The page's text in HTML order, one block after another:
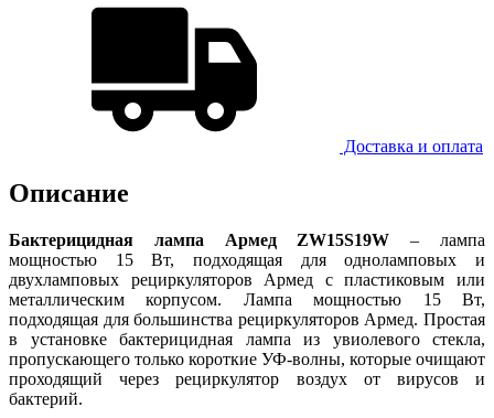
Доставка и оплатa
Описание
Бактерицидная лампа Армед ZW15S19W – лампа
мощностью 15 Вт, подходящая для одноламповых и
двухламповых рециркуляторов Армед с пластиковым или
металлическим корпусом. Лампа мощностью 15 Вт,
подходящая для большинства рециркуляторов Армед. Простая
в установке бактерицидная лампа из увиолевого стекла,
пропускающего только короткие УФ-волны, которые очищают
проходящий через рециркулятор воздух от вирусов и
бактерий.